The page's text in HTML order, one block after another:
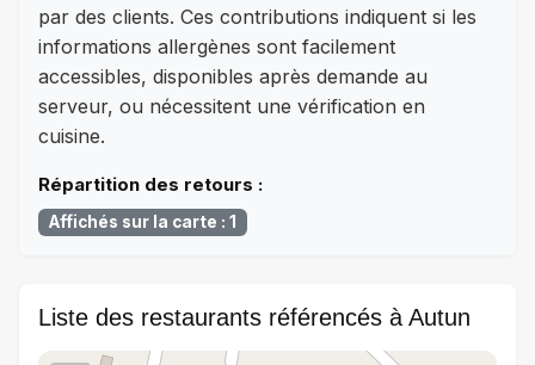
par des clients. Ces contributions indiquent si les
informations allergènes sont facilement
accessibles, disponibles après demande au
serveur, ou nécessitent une vérification en
cuisine.
Répartition des retours :
Affichés sur la carte : 1
Liste des restaurants référencés à Autun